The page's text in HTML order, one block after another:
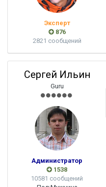
Эксперт
876
2821 сообщений
Сергей Ильин
Guru
Администратор
1538
10581 сообщений